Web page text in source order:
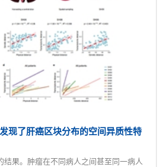
现了肝癌区块分布的空间异质性特
结果。肿瘤在不同病人之间甚至同一病人